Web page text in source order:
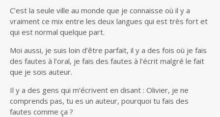
C’est la seule ville au monde que je connaisse où il y a
vraiment ce mix entre les deux langues qui est très fort et
qui est normal quelque part.
Moi aussi, je suis loin d’être parfait, il y a des fois où je fais
des fautes à l’oral, je fais des fautes à l’écrit malgré le fait
que je sois auteur.
Il y a des gens qui m’écrivent en disant : Olivier, je ne
comprends pas, tu es un auteur, pourquoi tu fais des
fautes comme ça ?